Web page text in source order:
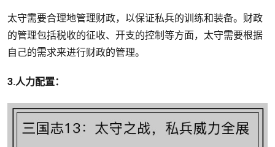
太守需要合理地管理财政，以保证私兵的训练和装备。财政
的管理包括税收的征收、开支的控制等方面，太守需要根据
自己的需求来进行财政的管理。
3.人力配置：